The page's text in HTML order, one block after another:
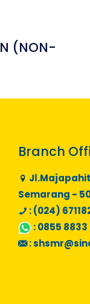
(NON-
Branch
Jl.Majapahit
Semarang -
: (024)
:0855
: